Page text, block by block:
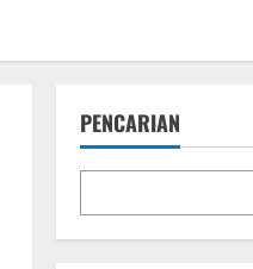
PENCARIAN